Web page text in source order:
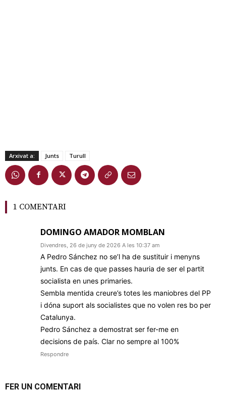
Arxivat a: Junts Turull
1 COMENTARI
DOMINGO AMADOR MOMBLAN
Divendres, 26 de juny de 2026 A les 10:37 am
A Pedro Sánchez no se’l ha de sustituir i menyns
junts. En cas de que passes hauria de ser el partit
socialista en unes primaries.
Sembla mentida creure’s totes les maniobres del PP
i dóna suport als socialistes que no volen res bo per
Catalunya.
Pedro Sánchez a demostrat ser fer-me en
decisions de país. Clar no sempre al 100%
Respondre
FER UN COMENTARI